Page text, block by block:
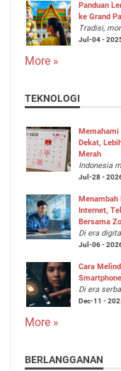
Panduan
ke Grand
Tradisi,
Jul-04 -
More »
TEKNOLOGI
Memahami
Dekat,
Merah
Indonesia
Jul-28 -
Menambah
Internet,
Bersama
Di era
Jul-06 -
Cara
Di era
Dec-11 -
More »
BERLANGGANAN